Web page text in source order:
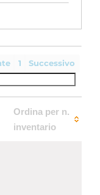
1 Successivo
Ordina per n.
inventario